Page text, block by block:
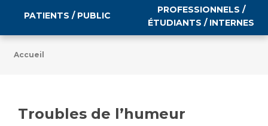
PATIENTS / PUBLIC
Tarifs
PROFESSIONNELS /
ÉTUDIANTS / INTERNES
Emploi / formation
Accueil
Troubles de l’humeur